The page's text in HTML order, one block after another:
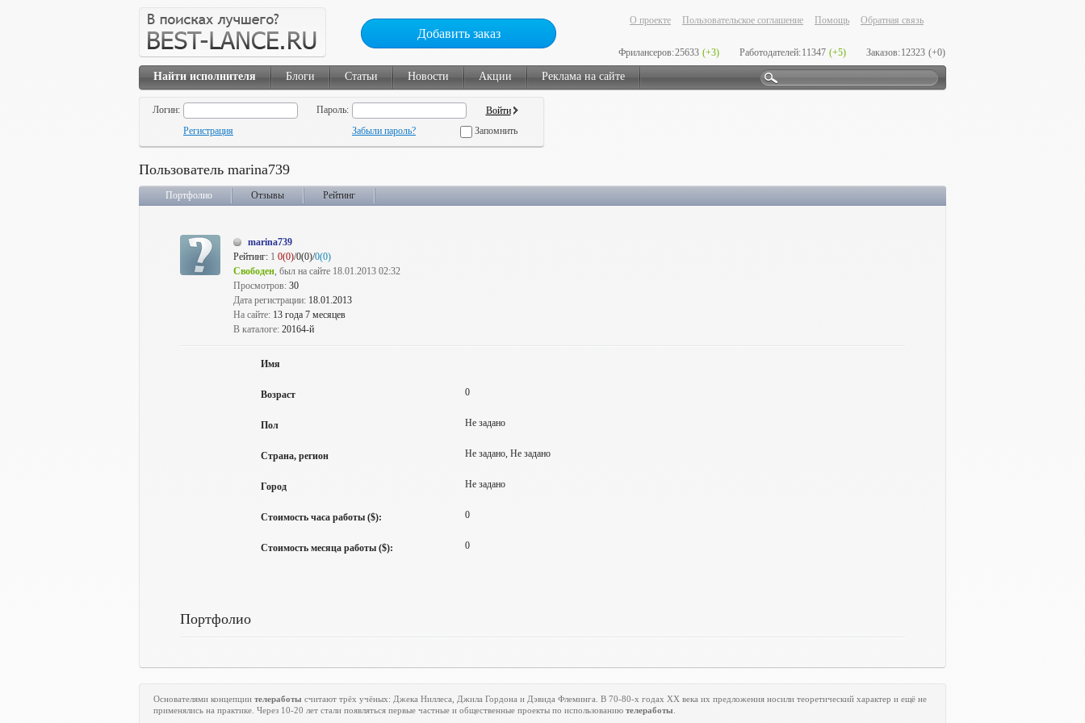
Добавить заказ
О проекте Пользовательское соглашение Помощь Обратная связь
Фрилансеров:25633 (+3) Работодателей:11347 (+5) Заказов:12323 (+0)
Найти исполнителя Блоги Статьи Новости Акции Реклама на сайте
Логин:
Пароль:
Регистрация
Забыли пароль? Запомнить
Пользователь marina739
Портфолио Отзывы Рейтинг
marina739
Рейтинг: 1 0(0)/0(0)/0(0)
Свободен, был на сайте 18.01.2013 02:32
Просмотров: 30
Дата регистрации: 18.01.2013
На сайте: 13 года 7 месяцев
В каталоге: 20164-й
Имя
Возраст 0
Пол Не задано
Страна, регион Не задано, Не задано
Город Не задано
Стоимость часа работы ($): 0
Стоимость месяца работы ($): 0
Портфолио
Основателями концепции телеработы считают трёх учёных: Джека Ниллеса, Джила Гордона и Дэвида Флеминга. В 70-80-х годах XX века их предложения носили теоретический характер и ещё не
применялись на практике. Через 10-20 лет стали появляться первые частные и общественные проекты по использованию телеработы